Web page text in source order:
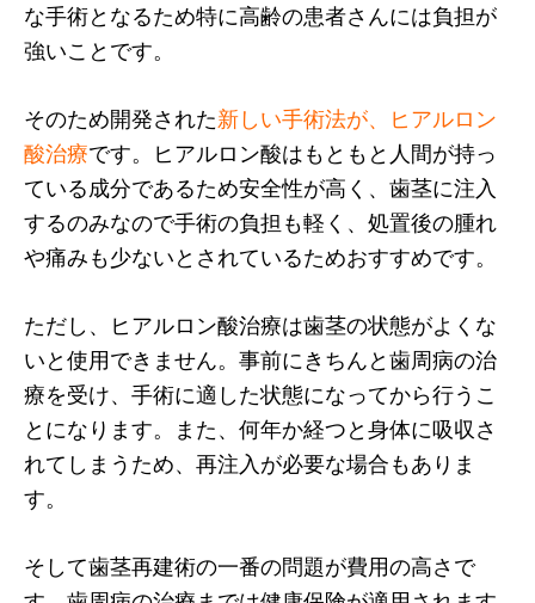
な手術となるため特に高齢の患者さんには負担が
強いことです。
そのため開発された新しい手術法が、ヒアルロン
酸治療です。ヒアルロン酸はもともと人間が持っ
ている成分であるため安全性が高く、歯茎に注入
するのみなので手術の負担も軽く、処置後の腫れ
や痛みも少ないとされているためおすすめです。
ただし、ヒアルロン酸治療は歯茎の状態がよくな
いと使用できません。事前にきちんと歯周病の治
療を受け、手術に適した状態になってから行うこ
とになります。また、何年か経つと身体に吸収さ
れてしまうため、再注入が必要な場合もありま
す。
そして歯茎再建術の一番の問題が費用の高さで